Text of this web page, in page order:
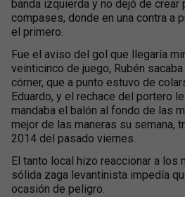
banda izquierda y no dejó de
compases, donde en una contra a
el primero.
Fue el aviso del gol que llegaría
veinticinco de juego, Rubén
córner, que a punto estuvo de
Eduardo, y el rechace del portero
mandaba el balón al fondo de las
mejor de las maneras su semana,
2014 del pasado viernes.
El tanto local hizo reaccionar a los
sólida zaga levantinista impedía
ocasión de peligro.